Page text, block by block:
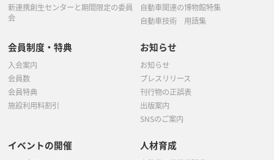
新連携創生センターと期間限定の委員
会
自動車関連の博物館特集
自動車技術 用語集
会員制度・特典
入会案内
会員数
会員特典
施設利用料割引
お知らせ
お知らせ
プレスリリース
刊行物の正誤表
出版案内
SNSのご案内
イベントの開催 人材育成